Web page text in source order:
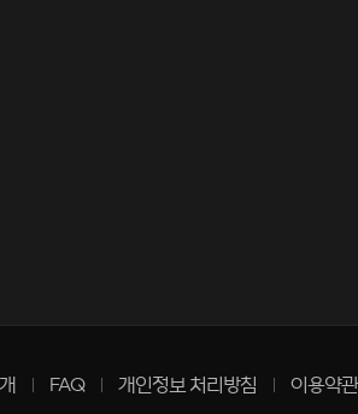
FAQ 개인정보 처리방침 이용약관